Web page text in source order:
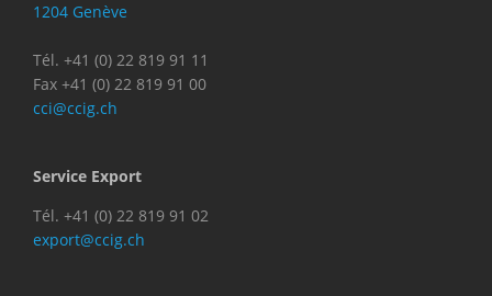
1204 Genève
Tél. +41 (0) 22 819 91 11
Fax +41 (0) 22 819 91 00
cci@ccig.ch
Service Export
Tél. +41 (0) 22 819 91 02
export@ccig.ch